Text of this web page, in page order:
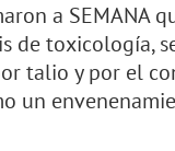
a SEMANA
de toxicología,
talio y por el
un